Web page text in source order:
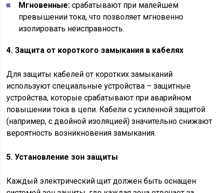
Мгновенные: срабатывают при малейшем
превышении тока, что позволяет мгновенно
изолировать неисправность.
4. Защита от короткого замыкания в кабелях
Для защиты кабелей от коротких замыканий
используют специальные устройства – защитные
устройства, которые срабатывают при аварийном
повышении тока в цепи. Кабели с усиленной защитой
(например, с двойной изоляцией) значительно снижают
вероятность возникновения замыкания.
5. Установление зон защиты
Каждый электрический щит должен быть оснащен